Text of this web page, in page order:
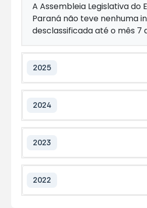
A Assembleia Legislativa do
Paraná não teve nenhuma
desclassificada até o mês 7
2025
2024
2023
2022